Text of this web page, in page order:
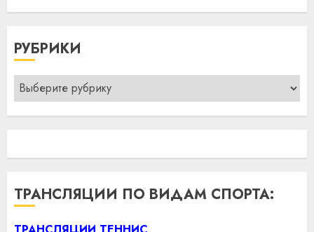
РУБРИКИ
Рубрики
ТРАНСЛЯЦИИ ПО ВИДАМ СПОРТА: